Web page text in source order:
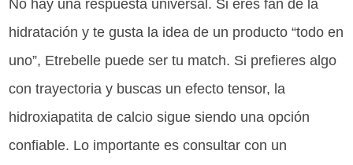
No hay una respuesta universal. Si eres fan de la
hidratación y te gusta la idea de un producto “todo en
uno”, Etrebelle puede ser tu match. Si prefieres algo
con trayectoria y buscas un efecto tensor, la
hidroxiapatita de calcio sigue siendo una opción
confiable. Lo importante es consultar con un